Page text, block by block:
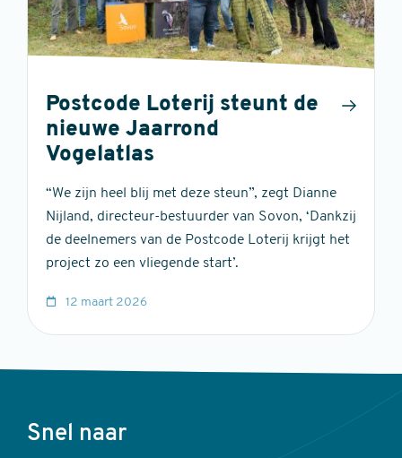
Postcode Loterij steunt de
nieuwe Jaarrond
Vogelatlas
“We zijn heel blij met deze steun”, zegt Dianne
Nijland, directeur-bestuurder van Sovon, ‘Dankzij
de deelnemers van de Postcode Loterij krijgt het
project zo een vliegende start’.
12 maart 2026
Voet
Snel naar